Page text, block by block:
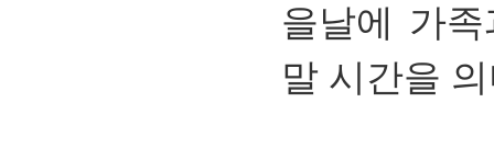
을날에 가
말 시간을